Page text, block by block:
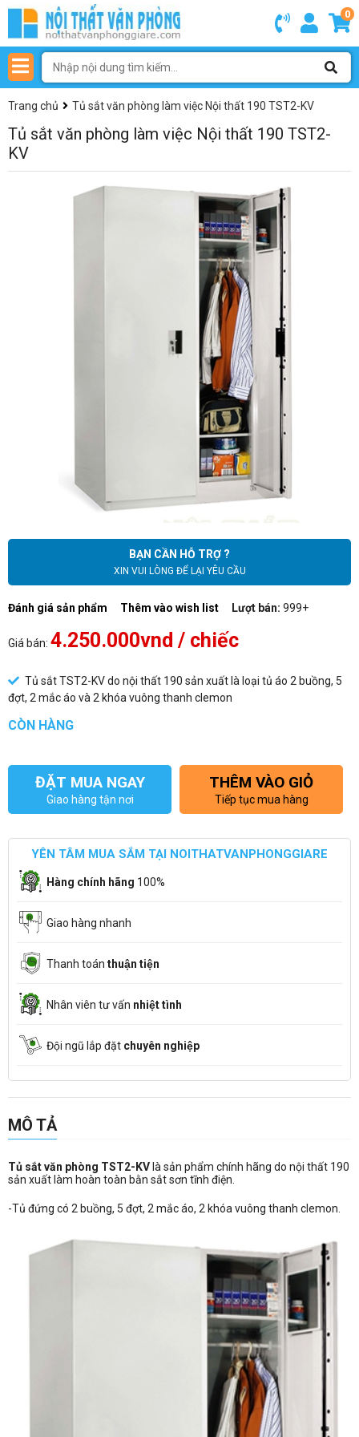
0
Trang chủ Tủ sắt văn phòng làm việc Nội thất 190 TST2-KV
Tủ sắt văn phòng làm việc Nội thất 190 TST2-
KV
BẠN CẦN HỖ TRỢ ?
XIN VUI LÒNG ĐỂ LẠI YÊU CẦU
Đánh giá sản phẩm Thêm vào wish list Lượt bán: 999+
Giá bán: 4.250.000vnd / chiếc
Tủ sắt TST2-KV do nội thất 190 sản xuất là loại tủ áo 2 buồng, 5
đợt, 2 mắc áo và 2 khóa vuông thanh clemon
CÒN HÀNG
ĐẶT MUA NGAY
Giao hàng tận nơi
THÊM VÀO GIỎ
Tiếp tục mua hàng
YÊN TÂM MUA SẮM TẠI NOITHATVANPHONGGIARE
Hàng chính hãng 100%
Giao hàng nhanh
Thanh toán thuận tiện
Nhân viên tư vấn nhiệt tình
Đội ngũ lắp đặt chuyên nghiệp
MÔ TẢ
Tủ sắt văn phòng TST2-KV là sản phẩm chính hãng do nội thất 190
sản xuất làm hoàn toàn bằn sắt sơn tĩnh điện.
-Tủ đứng có 2 buồng, 5 đợt, 2 mắc áo, 2 khóa vuông thanh clemon.